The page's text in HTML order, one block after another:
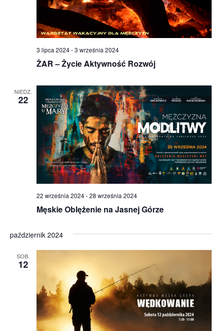
ŻAR – Życie Aktywność Rozwój
3 lipca 2024-3 września 2024
NIEDZ.
22
Męskie Oblężenie na Jasnej Górze
22 września 2024-28 września 2024
październik 2024
SOB.
12